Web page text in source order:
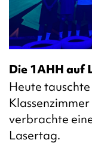
Die 1AHH auf
Heute
verbrachte
Lasertag.